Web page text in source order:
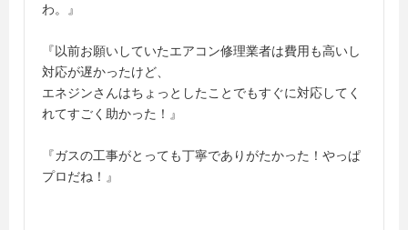
わ。』
『以前お願いしていたエアコン修理業者は費用も高いし
対応が遅かったけど、
エネジンさんはちょっとしたことでもすぐに対応してく
れてすごく助かった！』
『ガスの工事がとっても丁寧でありがたかった！やっぱ
プロだね！』